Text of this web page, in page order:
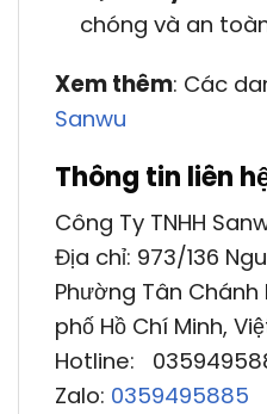
chóng và an
Xem thêm: Các
Sanwu
Thông tin liên
Công Ty TNHH
Địa chỉ: 973/136
Phường Tân Chánh
phố Hồ Chí Minh,
Hotline:
Zalo: 0359495885